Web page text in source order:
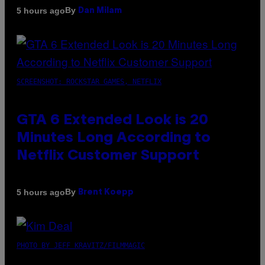
5 hours agoBy Dan Milam
SCREENSHOT: ROCKSTAR GAMES, NETFLIX
GTA 6 Extended Look is 20
Minutes Long According to
Netflix Customer Support
5 hours agoBy Brent Koepp
PHOTO BY JEFF KRAVITZ/FILMMAGIC